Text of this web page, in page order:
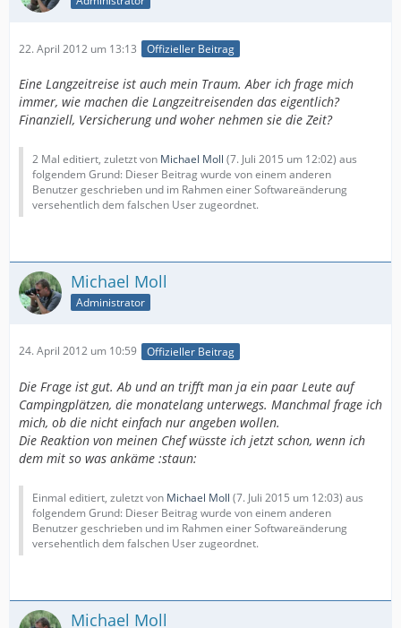
22. April 2012 um 13:13 Offizieller Beitrag
Eine Langzeitreise ist auch mein Traum. Aber ich frage mich
immer, wie machen die Langzeitreisenden das eigentlich?
Finanziell, Versicherung und woher nehmen sie die Zeit?
2 Mal editiert, zuletzt von Michael Moll (7. Juli 2015 um 12:02) aus
folgendem Grund: Dieser Beitrag wurde von einem anderen
Benutzer geschrieben und im Rahmen einer Softwareänderung
versehentlich dem falschen User zugeordnet.
Michael Moll
Administrator
24. April 2012 um 10:59 Offizieller Beitrag
Die Frage ist gut. Ab und an trifft man ja ein paar Leute auf
Campingplätzen, die monatelang unterwegs. Manchmal frage ich
mich, ob die nicht einfach nur angeben wollen.
Die Reaktion von meinen Chef wüsste ich jetzt schon, wenn ich
dem mit so was ankäme :staun:
Einmal editiert, zuletzt von Michael Moll (7. Juli 2015 um 12:03) aus
folgendem Grund: Dieser Beitrag wurde von einem anderen
Benutzer geschrieben und im Rahmen einer Softwareänderung
versehentlich dem falschen User zugeordnet.
Michael Moll